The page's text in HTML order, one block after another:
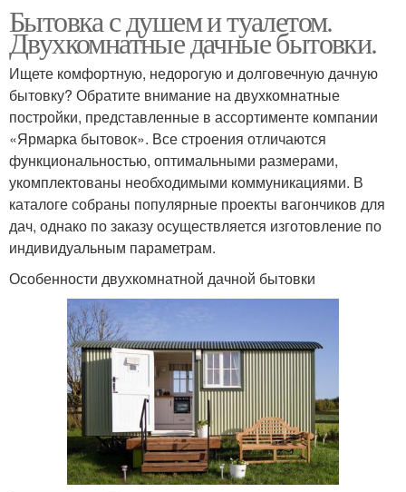
Бытовка с санузлом Зимние бытовки
Бытовка с душем и туалетом.
Двухкомнатные дачные бытовки.
Ищете комфортную, недорогую и долговечную дачную
бытовку? Обратите внимание на двухкомнатные
постройки, представленные в ассортименте компании
«Ярмарка бытовок». Все строения отличаются
функциональностью, оптимальными размерами,
укомплектованы необходимыми коммуникациями. В
каталоге собраны популярные проекты вагончиков для
дач, однако по заказу осуществляется изготовление по
индивидуальным параметрам.
Особенности двухкомнатной дачной бытовки